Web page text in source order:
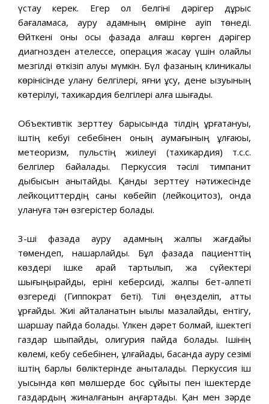
үстау керек. Егер ол белгіні дәрігер дұрыс
бағаламаса, ауру адамның өміріне қауіп төнеді.
Өйткені оны осы фазада алғаш көрген дәрігер
диагнозден қателессе, операция жасау үшін қолайлы
мезгілді өткізіп алуы мүмкін. Бүл фазаның клиникалық
көрінісінде улану белгілері, яғни құсу, дене қызуының
көтерілуі, тахикардия белгілері алға шығады.
Объективтік зерттеу барысында тілдің құрғақтануы,
іштің кебуі себебінен оның аумағының ұлғаюы,
метеоризм, пульстің жиілеуі (та­хикардия) т.с.с.
белгілер байқалады. Перкуссия тәсілі тимпанит
дыбысын анықтайды. Қанды зерттеу нәтижесінде
лейкоциттердің саны көбейіп (лейкоцитоз), онда
улануға тән өзгерістер болады.
3-ші фазада ауру адамның жалпы жағдайы
төмендеп, нашарлайды. Бұл фазада пациенттің
көздері ішке қарай тартылып, жақ сүйектері
шығыңқырайды, еріні кеберсиді, жалпы бет-әлпеті
өзгереді (Гиппок­рат беті). Тілі өңезделіп, қатты
құрғайды. Жиі қайталанатын ықылық мазалайды, ентігу,
шаршау пайда болады. Үлкен дәрет болмай, ішектегі
газдар шықпайды, олигурия пайда болады. Ішінің
көлемі, кебу себебінен, ұлғайады, басқанда ауру сезімі
іштің барлық бөліктерінде анықталады. Перкуссия іш
қуысында көп мөлшерде бос сұйықтық пен ішектерде
газдардың жиналғанын аңғартады. Қан мен зәрде